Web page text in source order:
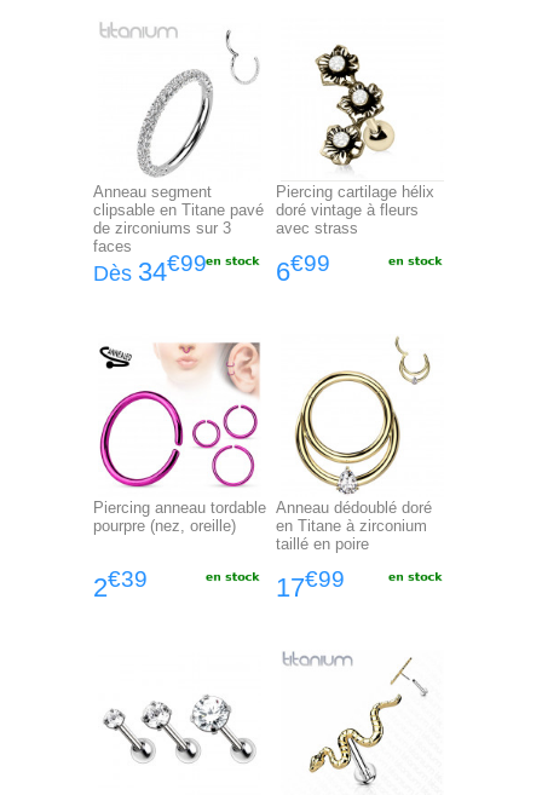
Anneau segment
clipsable en Titane pavé
de zirconiums sur 3
faces
Dès 34€99
Piercing cartilage hélix
doré vintage à fleurs
avec strass
6€99
Piercing anneau tordable
pourpre (nez, oreille)
2€39
Anneau dédoublé doré
en Titane à zirconium
taillé en poire
17€99